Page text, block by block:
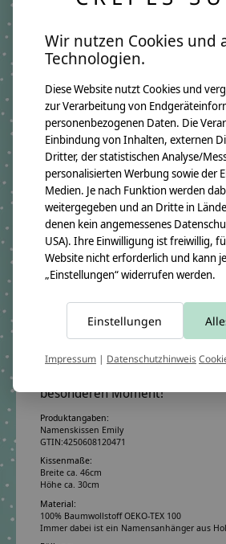
Kissen zu einem
Ein personalisiertes Kissen,
praktisch, sondern auch ein
So funktioniert’s:
Teile uns einfach den
den wir auf das Kissen
Wir fertigen dein Kissen
Sorgfalt, sodass es zu
wird.
Du erhältst ein
personalisiertesGeschenk
Geschenk zur Geburt, das
Verleihe diesem besonderen
magische Note mit diesem
Namenskissen– ein perfektes
besonderen Moment!
Produktangaben:
Namenskissen Emily
GTIN:4250608120471
Kissenmaße:
Breite ca. 46cm
Höhe ca. 30cm
Material:
100% Baumwollstoff OEKO-TEX 100
Immer dabei ist ein Namensanhänger aus
Wir nutzen Cookies und
Technologien.
Diese Website nutzt Cookies und
zur Verarbeitung von
personenbezogenen Daten. Die
Einbindung von Inhalten, externen
Dritter, der statistischen Analyse/
personalisierten Werbung sowie der
Medien. Je nach Funktion werden
weitergegeben und an Dritte in
denen kein angemessenes
USA). Ihre Einwilligung ist freiwillig,
Website nicht erforderlich und kann
„Einstellungen“ widerrufen werden.
Einstellungen
Impressum | Datenschutzhinweis